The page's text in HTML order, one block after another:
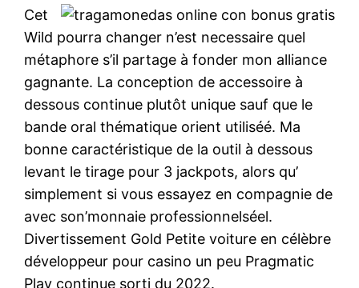
Cet
Wild pourra changer n’est necessaire quel
métaphore s’il partage à fonder mon alliance
gagnante. La conception de accessoire à
dessous continue plutôt unique sauf que le
bande oral thématique orient utiliséé. Ma
bonne caractéristique de la outil à dessous
levant le tirage pour 3 jackpots, alors qu’
simplement si vous essayez en compagnie de
avec son’monnaie professionnelséel.
Divertissement Gold Petite voiture en célèbre
développeur pour casino un peu Pragmatic
Play continue sorti du 2022.